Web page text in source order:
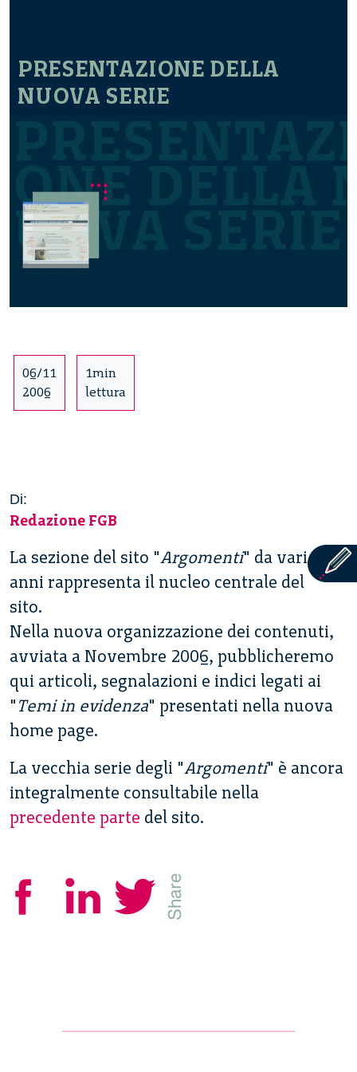
PRESENTAZIONE DELLA
NUOVA SERIE
06/11
2006
1min
lettura
Di:
Redazione FGB
La sezione del sito "Argomenti" da vari
anni rappresenta il nucleo centrale del
sito.
Nella nuova organizzazione dei contenuti,
avviata a Novembre 2006, pubblicheremo
qui articoli, segnalazioni e indici legati ai
" Temi in evidenza" presentati nella nuova
home page.
La vecchia serie degli "Argomenti" è ancora
integralmente consultabile nella
precedente parte del sito.